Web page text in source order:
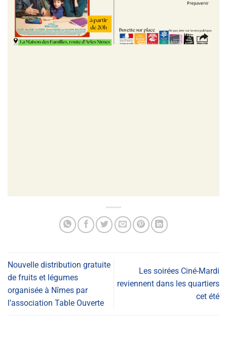
Nouvelle distribution gratuite
de fruits et légumes
organisée à Nîmes par
l’association Table Ouverte
Les soirées Ciné-Mardi
reviennent dans les quartiers
cet été